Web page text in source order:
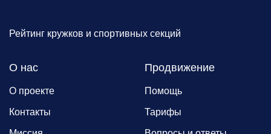
Рейтинг кружков и спортивных секций
О нас
О проекте
Контакты
Продвижение
Помощь
Тарифы